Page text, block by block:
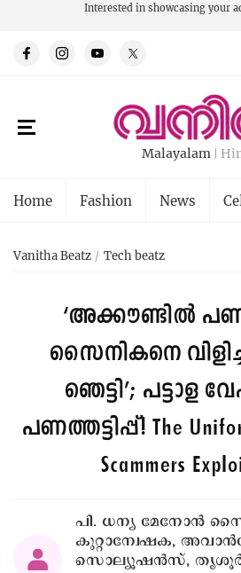
Interested in showcasing your
Malayalam
Home Fashion News
Vanitha Beatz Tech beatz
‘അക്കൗണ്ടിൽ
സൈനികനെ
ഞെട്ടി’; പട്ടാള
പണത്തട്ടിപ്പ്! The
Scammers
പി. ധന്യ മേനോൻ
കുറ്റാന്വേഷക,
സൊല്യൂഷൻസ്,